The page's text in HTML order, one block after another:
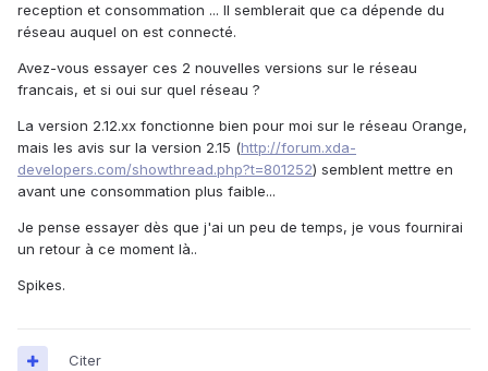
reception et consommation ... Il semblerait que ca dépende du
réseau auquel on est connecté.
Avez-vous essayer ces 2 nouvelles versions sur le réseau
francais, et si oui sur quel réseau ?
La version 2.12.xx fonctionne bien pour moi sur le réseau Orange,
mais les avis sur la version 2.15 (http://forum.xda-
developers.com/showthread.php?t=801252) semblent mettre en
avant une consommation plus faible...
Je pense essayer dès que j'ai un peu de temps, je vous fournirai
un retour à ce moment là..
Spikes.
Citer